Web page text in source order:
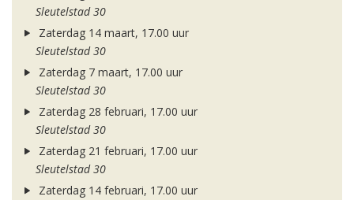
Sleutelstad 30
Zaterdag 14 maart, 17.00 uur
Sleutelstad 30
Zaterdag 7 maart, 17.00 uur
Sleutelstad 30
Zaterdag 28 februari, 17.00 uur
Sleutelstad 30
Zaterdag 21 februari, 17.00 uur
Sleutelstad 30
Zaterdag 14 februari, 17.00 uur